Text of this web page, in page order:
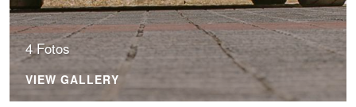
4 Fotos
VIEW GALLERY